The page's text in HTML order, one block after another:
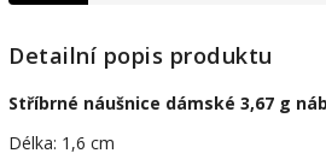
Detailní popis produktu
Stříbrné náušnice dámské 3,67 g
Délka: 1,6 cm